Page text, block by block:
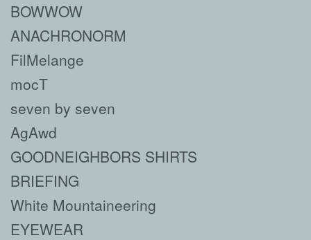
BOWWOW
ANACHRONORM
FilMelange
mocT
seven by seven
AgAwd
GOODNEIGHBORS SHIRTS
BRIEFING
White Mountaineering
EYEWEAR